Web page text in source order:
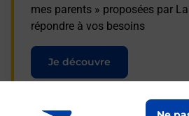
mes parents » proposées par
répondre à vos besoins
Je découvre